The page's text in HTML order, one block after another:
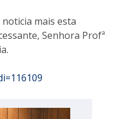
mais esta
Senhora Profª